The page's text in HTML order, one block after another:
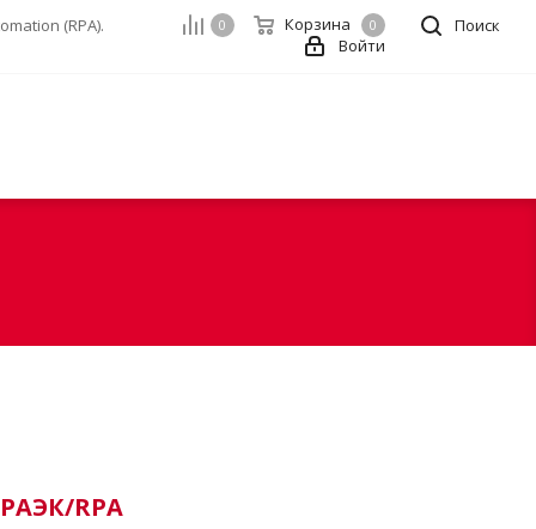
(RPA). Поиск
0 Корзина 0
Войти
RPA